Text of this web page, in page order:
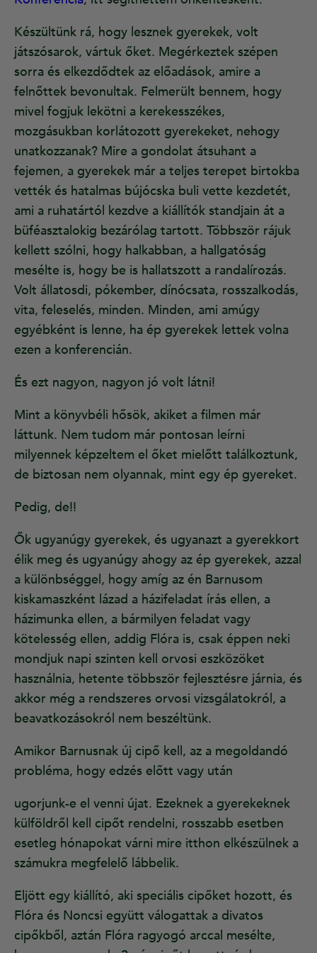
Készültünk rá, hogy lesznek gyerekek, volt
játszósarok, vártuk őket. Megérkeztek szépen
sorra és elkezdődtek az előadások, amire a
felnőttek bevonultak. Felmerült bennem, hogy
mivel fogjuk lekötni a kerekesszékes,
mozgásukban korlátozott gyerekeket, nehogy
unatkozzanak? Mire a gondolat átsuhant a
fejemen, a gyerekek már a teljes terepet birtokba
vették és hatalmas bújócska buli vette kezdetét,
ami a ruhatártól kezdve a kiállítók standjain át a
büféasztalokig bezárólag tartott. Többször rájuk
kellett szólni, hogy halkabban, a hallgatóság
mesélte is, hogy be is hallatszott a randalírozás.
Volt állatosdi, pókember, dínócsata, rosszalkodás,
vita, feleselés, minden. Minden, ami amúgy
egyébként is lenne, ha ép gyerekek lettek volna
ezen a konferencián.
És ezt nagyon, nagyon jó volt látni!
Mint a könyvbéli hősök, akiket a filmen már
láttunk. Nem tudom már pontosan leírni
milyennek képzeltem el őket mielőtt találkoztunk,
de biztosan nem olyannak, mint egy ép gyereket.
Pedig, de!!
Ők ugyanúgy gyerekek, és ugyanazt a gyerekkort
élik meg és ugyanúgy ahogy az ép gyerekek, azzal
a különbséggel, hogy amíg az én Barnusom
kiskamaszként lázad a házifeladat írás ellen, a
házimunka ellen, a bármilyen feladat vagy
kötelesség ellen, addig Flóra is, csak éppen neki
mondjuk napi szinten kell orvosi eszközöket
használnia, hetente többször fejlesztésre járnia, és
akkor még a rendszeres orvosi vizsgálatokról, a
beavatkozásokról nem beszéltünk.
Amikor Barnusnak új cipő kell, az a megoldandó
probléma, hogy edzés előtt vagy után
ugorjunk-e el venni újat. Ezeknek a gyerekeknek
külföldről kell cipőt rendelni, rosszabb esetben
esetleg hónapokat várni mire itthon elkészülnek a
számukra megfelelő lábbelik.
Eljött egy kiállító, aki speciális cipőket hozott, és
Flóra és Noncsi együtt válogattak a divatos
cipőkből, aztán Flóra ragyogó arccal mesélte,